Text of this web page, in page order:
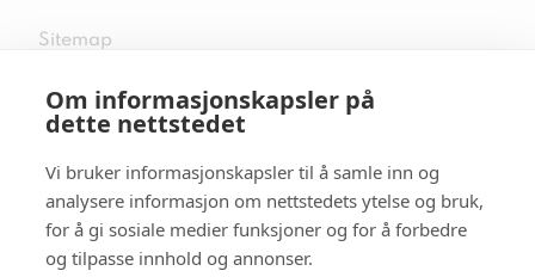
Om informasjonskapsler på
dette nettstedet
Vi bruker informasjonskapsler til å samle inn og
analysere informasjon om nettstedets ytelse og bruk,
for å gi sosiale medier funksjoner og for å forbedre
og tilpasse innhold og annonser.
Sitemap
Følg oss i sosiale medier